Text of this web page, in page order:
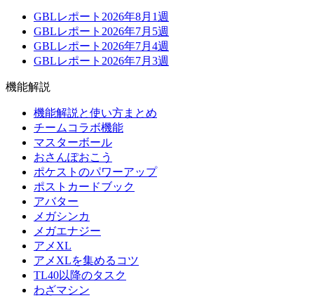
GBLレポート2026年8月1週
GBLレポート2026年7月5週
GBLレポート2026年7月4週
GBLレポート2026年7月3週
機能解説
機能解説と使い方まとめ
チームコラボ機能
マスターボール
おさんぽおこう
ポケストのパワーアップ
ポストカードブック
アバター
メガシンカ
メガエナジー
アメXL
アメXLを集めるコツ
TL40以降のタスク
わざマシン